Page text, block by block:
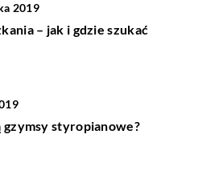
2019
– jak i gdzie szukać
gzymsy styropianowe?